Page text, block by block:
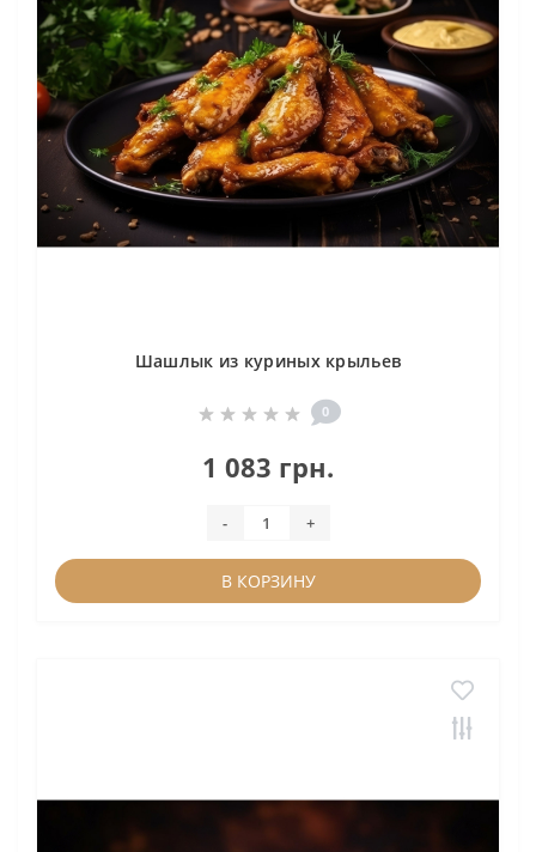
Шашлык из куриных крыльев
0
1 083 грн.
- +
В КОРЗИНУ